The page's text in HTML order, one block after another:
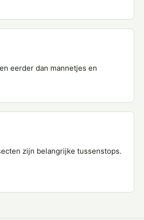
eerder dan mannetjes en
zijn belangrijke tussenstops.